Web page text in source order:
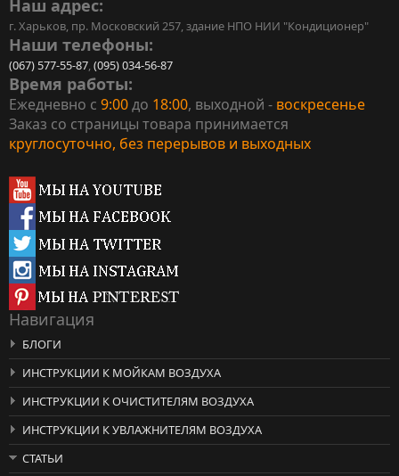
Наш адрес:
г. Харьков, пр. Московский 257, здание НПО НИИ "Кондиционер"
Наши телефоны:
(067) 577-55-87,(095) 034-56-87
Время работы:
Ежедневно с 9:00до 18:00, выходной - воскресенье
Заказ со страницы товара принимается
круглосуточно, без перерывов и выходных
Навигация
БЛОГИ
ИНСТРУКЦИИ К МОЙКАМ ВОЗДУХА
ИНСТРУКЦИИ К ОЧИСТИТЕЛЯМ ВОЗДУХА
ИНСТРУКЦИИ К УВЛАЖНИТЕЛЯМ ВОЗДУХА
СТАТЬИ